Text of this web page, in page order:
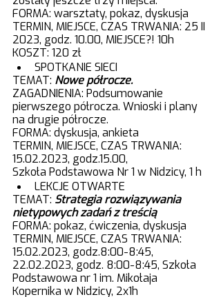
FORMA: warsztaty, pokaz, dyskusja
TERMIN, MIEJSCE, CZAS TRWANIA: 25 II
2023, godz. 10.00, MIEJSCE?! 10h
KOSZT: 120 zł
SPOTKANIE SIECI
TEMAT: Nowe półrocze.
ZAGADNIENIA: Podsumowanie
pierwszego półrocza. Wnioski i plany
na drugie półrocze.
FORMA: dyskusja, ankieta
TERMIN, MIEJSCE, CZAS TRWANIA:
15.02.2023, godz.15.00,
Szkoła Podstawowa Nr 1 w Nidzicy, 1 h
LEKCJE OTWARTE
TEMAT: Strategia rozwiązywania
nietypowych zadań z treścią
FORMA: pokaz, ćwiczenia, dyskusja
TERMIN, MIEJSCE, CZAS TRWANIA:
15.02.2023, godz.8:00-8:45,
22.02.2023, godz. 8:00-8:45, Szkoła
Podstawowa nr 1 im. Mikołaja
Kopernika w Nidzicy, 2x1h